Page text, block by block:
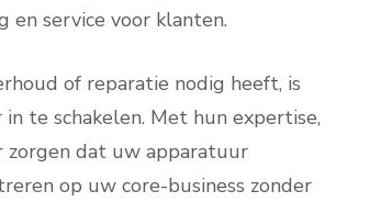
service voor klanten.
of reparatie nodig heeft, is
te schakelen. Met hun expertise,
zorgen dat uw apparatuur
op uw core-business zonder